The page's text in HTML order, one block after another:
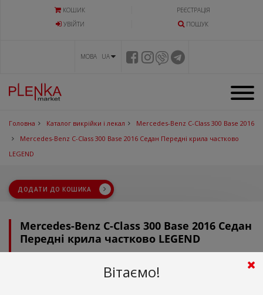
КОШИК
РЕЄСТРАЦІЯ
УВIЙТИ
ПОШУК
МОВА UA
Головна Каталог викрійки і лекал
Mercedes-Benz C-Class 300 Base 2016
Mercedes-Benz C-Class 300 Base 2016 Седан Передні крила частково
LEGEND
ДОДАТИ ДО КОШИКА
Mercedes-Benz C-Class 300 Base 2016 Седан
Передні крила частково LEGEND
грн.($12)
Вітаємо!